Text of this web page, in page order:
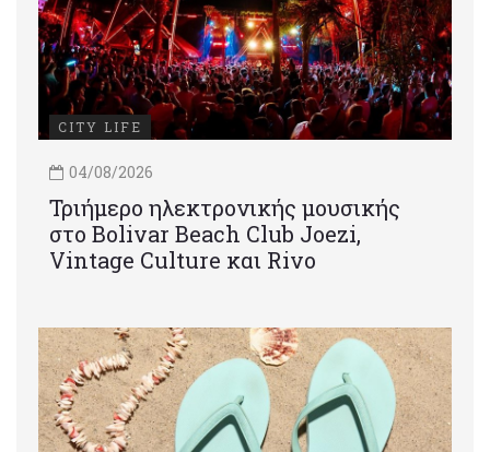
CITY LIFE
04/08/2026
Τριήμερο ηλεκτρονικής μουσικής
στο Bolivar Beach Club Joezi,
Vintage Culture και Rivo